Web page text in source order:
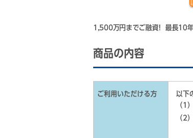
1,500万円までご融資! 最長10
商品の内容
ご利用いただける方
以下
（1）
（2）